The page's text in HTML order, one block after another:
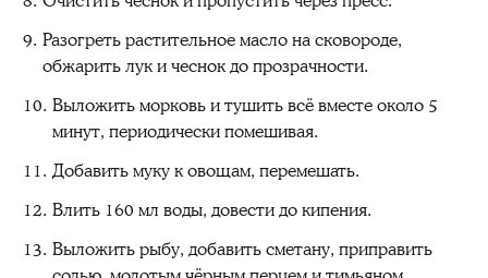
Разогреть растительное масло на сковороде,
обжарить лук и чеснок до прозрачности.
Выложить морковь и тушить всё вместе около 5
минут, периодически помешивая.
Добавить муку к овощам, перемешать.
Влить 160 мл воды, довести до кипения.
Выложить рыбу, добавить сметану, приправить